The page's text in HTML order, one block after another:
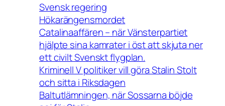
Svensk regering
Hökarängensmordet
Catalinaaffären – när Vänsterpartiet
hjälpte sina kamrater i öst att skjuta ner
ett civilt Svenskt flygplan.
Kriminell V politiker vill göra Stalin Stolt
och sitta i Riksdagen
Baltutlämningen, när Sossarna böjde